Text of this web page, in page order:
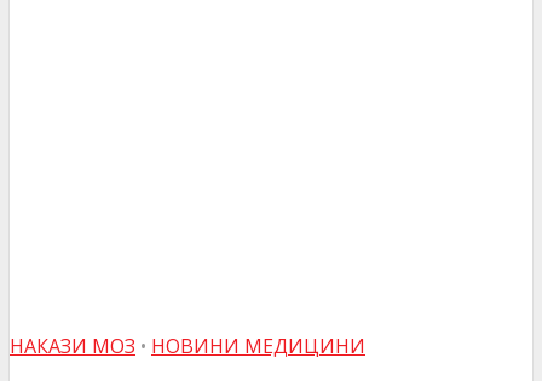
НАКАЗИ МОЗ • НОВИНИ МЕДИЦИНИ